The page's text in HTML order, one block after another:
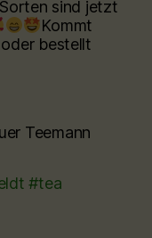
Sorten sind jetzt
Kommt
bestellt
Teemann
#tea